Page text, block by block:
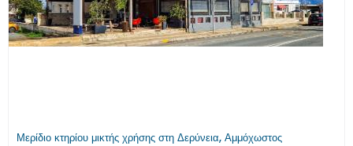
Μερίδιο κτηρίου μικτής χρήσης στη Δερύνεια, Αμμόχωστος